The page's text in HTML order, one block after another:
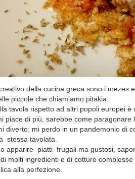
della cucina greca sono i
piccole che chiamiamo pitakia.
tavola rispetto ad altri popoli europei è
piace di più, sarebbe come
diverto; mi perdo in un pandemonio di
stessa tavolata.
apparire piatti frugali ma gustosi,
molti ingredienti e di cotture
alla perfezione.